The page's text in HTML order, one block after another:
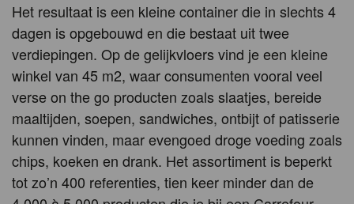
Het resultaat is een kleine container die in slechts 4
dagen is opgebouwd en die bestaat uit twee
verdiepingen. Op de gelijkvloers vind je een kleine
winkel van 45 m2, waar consumenten vooral veel
verse on the go producten zoals slaatjes, bereide
maaltijden, soepen, sandwiches, ontbijt of patisserie
kunnen vinden, maar evengoed droge voeding zoals
chips, koeken en drank. Het assortiment is beperkt
tot zo’n 400 referenties, tien keer minder dan de